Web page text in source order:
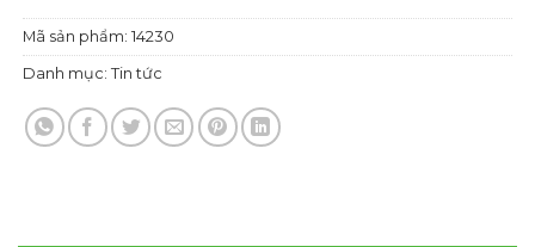
Mã sản phẩm:14230
Danh mục:Tin tức